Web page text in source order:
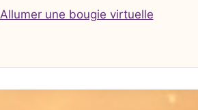
Allumer une bougie virtuelle